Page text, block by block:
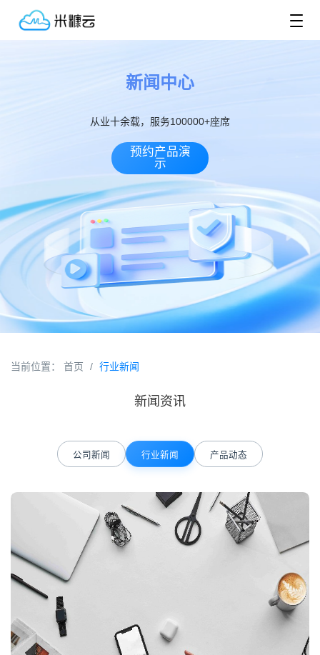
新闻中心
从业十余载，服务100000+座席
预约产品演
示
当前位置： 首页 / 行业新闻
新闻资讯
公司新闻 行业新闻 产品动态